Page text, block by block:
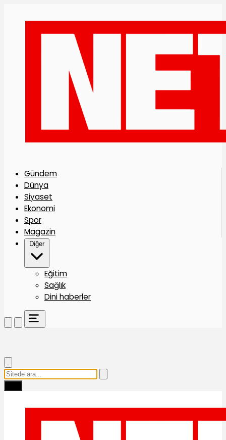
Gündem
Dünya
Siyaset
Ekonomi
Spor
Magazin
Diğer
Eğitim
Sağlık
Dini haberler